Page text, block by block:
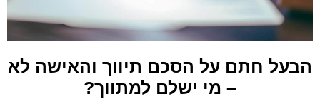
הבעל חתם על הסכם תיווך והאישה לא
– מי ישלם למתווך?